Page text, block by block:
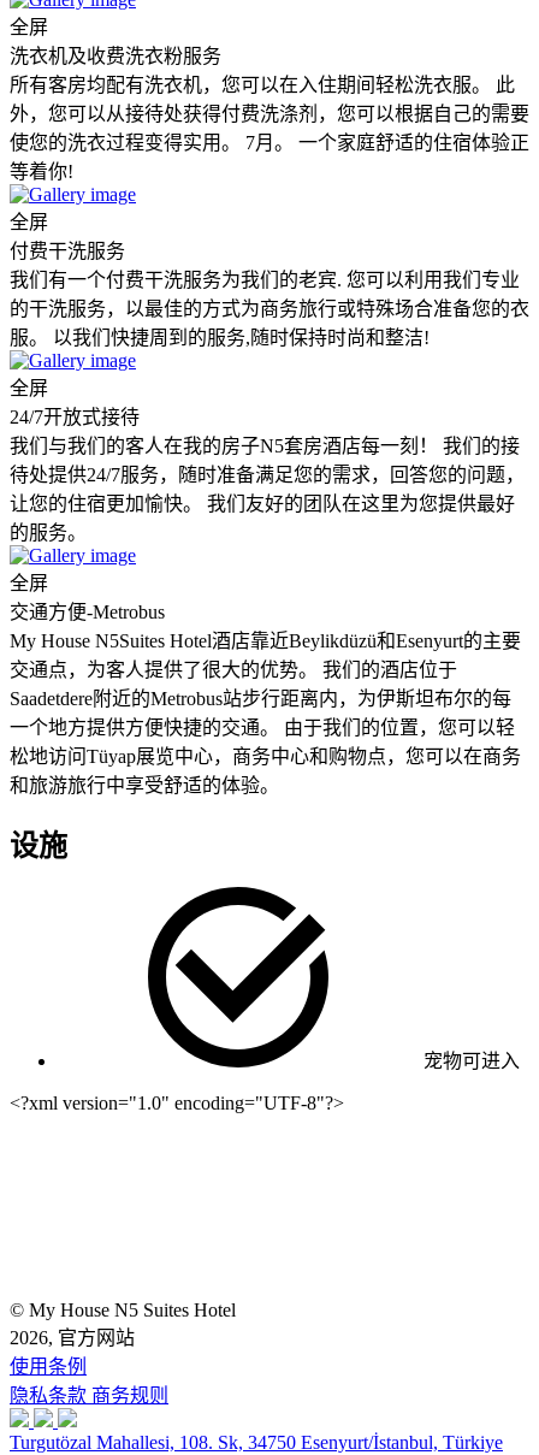
全屏
洗衣机及收费洗衣粉服务
所有客房均配有洗衣机，您可以在入住期间轻松洗衣服。 此
外，您可以从接待处获得付费洗涤剂，您可以根据自己的需要
使您的洗衣过程变得实用。 7月。 一个家庭舒适的住宿体验正
等着你!
全屏
付费干洗服务
我们有一个付费干洗服务为我们的老宾. 您可以利用我们专业
的干洗服务，以最佳的方式为商务旅行或特殊场合准备您的衣
服。 以我们快捷周到的服务,随时保持时尚和整洁!
全屏
24/7开放式接待
我们与我们的客人在我的房子N5套房酒店每一刻！ 我们的接
待处提供24/7服务，随时准备满足您的需求，回答您的问题，
让您的住宿更加愉快。 我们友好的团队在这里为您提供最好
的服务。
全屏
交通方便-Metrobus
My House N5Suites Hotel酒店靠近Beylikdüzü和Esenyurt的主要
交通点，为客人提供了很大的优势。 我们的酒店位于
Saadetdere附近的Metrobus站步行距离内，为伊斯坦布尔的每
一个地方提供方便快捷的交通。 由于我们的位置，您可以轻
松地访问Tüyap展览中心，商务中心和购物点，您可以在商务
和旅游旅行中享受舒适的体验。
设施
宠物可进入
<?xml version="1.0" encoding="UTF-8"?>
© My House N5 Suites Hotel
2026, 官方网站
使用条例
隐私条款 商务规则
Turgutözal Mahallesi, 108. Sk, 34750 Esenyurt/İstanbul, Türkiye